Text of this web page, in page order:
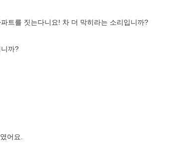
트를 짓는다니요! 차 더 막히라는 소리입니까?
까?
어요.